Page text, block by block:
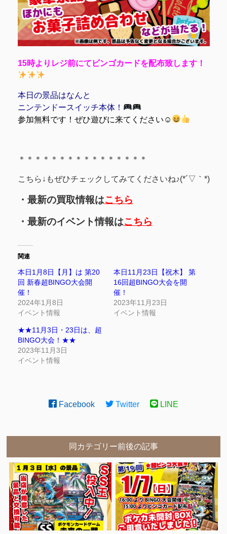
15時よりレジ前にてビンゴカードを配布致します！
本日の景品はなんと
ニンテンドースイッチ本体！
参加無料です！ぜひ遊びに来てください☺
＊＊＊＊＊＊＊＊＊＊＊＊＊＊＊＊
こちら↓もぜひチェックしてみてくださいね♪(*´▽｀*)
・最新の買取情報はこちら
・最新のイベント情報はこちら
関連
本日1月8日【月】は 第20
回 新春超BINGO大会開
催！
2024年1月8日
イベント情報
本日11月23日【祝木】 第
16回超BINGO大会を開
催！
2023年11月23日
イベント情報
★★11月3日・23日は、超
BINGO大会！★★
2023年11月3日
イベント情報
Facebook Twitter LINE
同カテゴリー前後の記事